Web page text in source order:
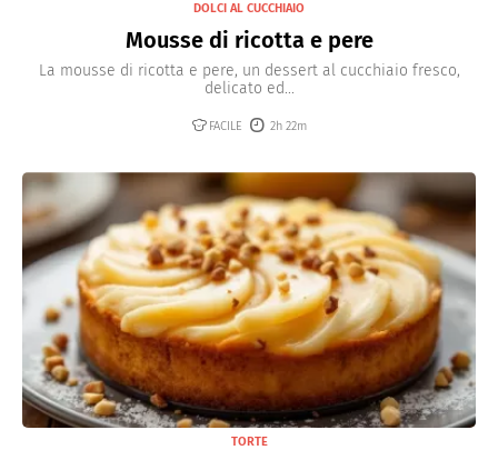
DOLCI AL CUCCHIAIO
Mousse di ricotta e pere
La mousse di ricotta e pere, un dessert al cucchiaio fresco,
delicato ed...
FACILE 2h 22m
TORTE